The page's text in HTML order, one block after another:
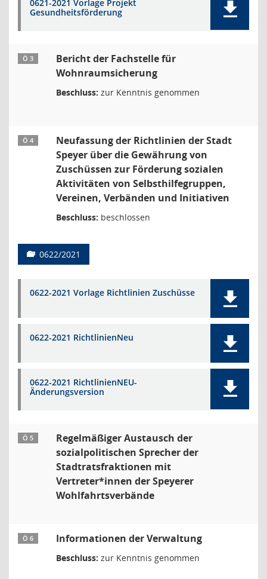
0621-2021 Vorlage Projekt
Gesundheitsförderung
Ö 3
Bericht der Fachstelle für
Wohnraumsicherung
Beschluss: zur Kenntnis genommen
Ö 4
Neufassung der Richtlinien der Stadt
Speyer über die Gewährung von
Zuschüssen zur Förderung sozialen
Aktivitäten von Selbsthilfegruppen,
Vereinen, Verbänden und Initiativen
Beschluss: beschlossen
0622/2021
0622-2021 Vorlage Richtlinien Zuschüsse
0622-2021 RichtlinienNeu
0622-2021 RichtlinienNEU-
Änderungsversion
Ö 5
Regelmäßiger Austausch der
sozialpolitischen Sprecher der
Stadtratsfraktionen mit
Vertreter*innen der Speyerer
Wohlfahrtsverbände
Ö 6 Informationen der Verwaltung
Beschluss: zur Kenntnis genommen